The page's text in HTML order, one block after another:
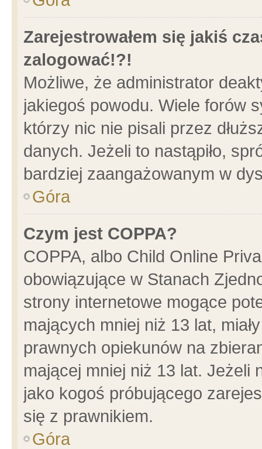
Zarejestrowałem się jakiś
zalogować!?!
Możliwe, że administrator
jakiegoś powodu. Wiele forów
którzy nic nie pisali przez
danych. Jeżeli to nastąpiło,
bardziej zaangażowanym w
Góra
Czym jest COPPA?
COPPA, albo Child Online
obowiązujące w Stanach
strony internetowe mogące
mających mniej niż 13 lat,
prawnych opiekunów na
mającej mniej niż 13 lat. Jeżeli
jako kogoś próbującego
się z prawnikiem.
Góra